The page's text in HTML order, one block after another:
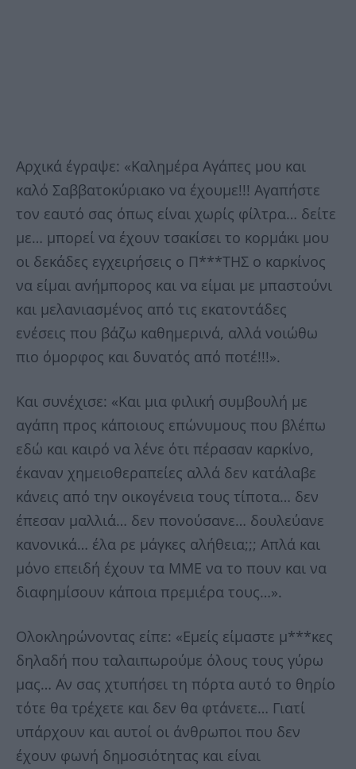
Αρχικά έγραψε: «Καλημέρα Αγάπες μου και
καλό Σαββατοκύριακο να έχουμε!!! Αγαπήστε
τον εαυτό σας όπως είναι χωρίς φίλτρα… δείτε
με… μπορεί να έχουν τσακίσει το κορμάκι μου
οι δεκάδες εγχειρήσεις ο Π***ΤΗΣ ο καρκίνος
να είμαι ανήμπορος και να είμαι με μπαστούνι
και μελανιασμένος από τις εκατοντάδες
ενέσεις που βάζω καθημερινά, αλλά νοιώθω
πιο όμορφος και δυνατός από ποτέ!!!».
Και συνέχισε: «Και μια φιλική συμβουλή με
αγάπη προς κάποιους επώνυμους που βλέπω
εδώ και καιρό να λένε ότι πέρασαν καρκίνο,
έκαναν χημειοθεραπείες αλλά δεν κατάλαβε
κάνεις από την οικογένεια τους τίποτα… δεν
έπεσαν μαλλιά… δεν πονούσανε… δουλεύανε
κανονικά… έλα ρε μάγκες αλήθεια;;; Απλά και
μόνο επειδή έχουν τα ΜΜΕ να το πουν και να
διαφημίσουν κάποια πρεμιέρα τους…».
Ολοκληρώνοντας είπε: «Εμείς είμαστε μ***κες
δηλαδή που ταλαιπωρούμε όλους τους γύρω
μας… Αν σας χτυπήσει τη πόρτα αυτό το θηρίο
τότε θα τρέχετε και δεν θα φτάνετε… Γιατί
υπάρχουν και αυτοί οι άνθρωποι που δεν
έχουν φωνή δημοσιότητας και είναι